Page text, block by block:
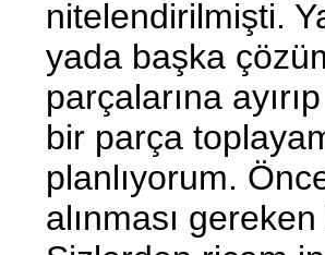
nitelendirilmişti.
yada başka
parçalarına
bir parça
planlıyorum.
alınması